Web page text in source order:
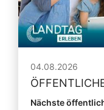
04.08.2026
Nächste